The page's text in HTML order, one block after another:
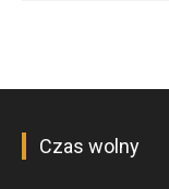
Czas wolny